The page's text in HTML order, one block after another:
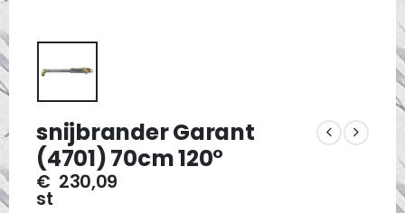
snijbrander Garant
(4701) 70cm 120°
€ 230,09
st